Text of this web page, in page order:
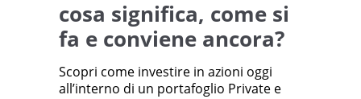
cosa significa, come si
fa e conviene ancora?
Scopri come investire in azioni oggi
all’interno di un portafoglio Private e